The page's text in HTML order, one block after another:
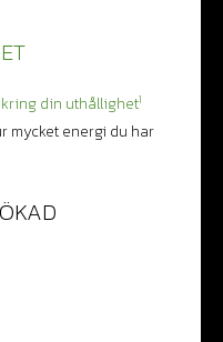
din uthållighet1
mycket energi du har